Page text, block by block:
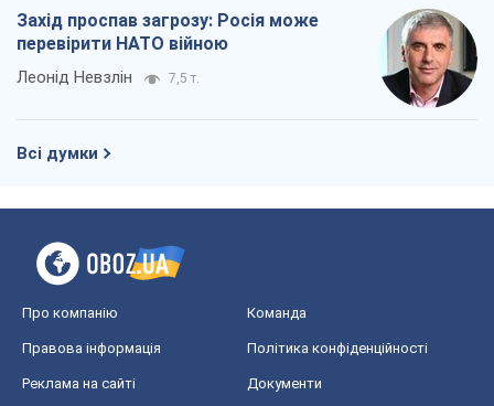
Захід проспав загрозу: Росія може
перевірити НАТО війною
Леонід Невзлін 7,5 т.
Всі думки
Про компанію Команда
Правова інформація Політика конфіденційності
Реклама на сайті Документи